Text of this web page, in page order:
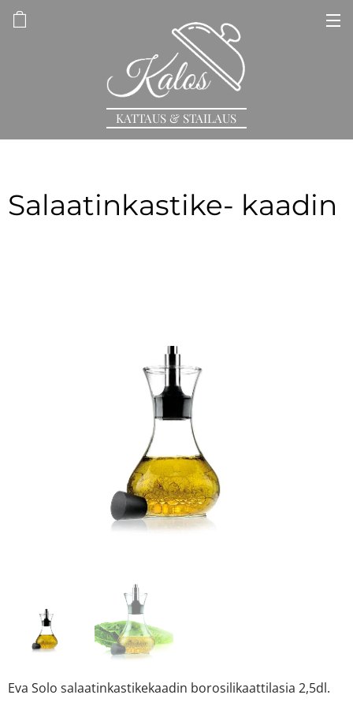
KATTAUS & STAILAUS
Salaatinkastike- kaadin
Eva Solo salaatinkastikekaadin borosilikaattilasia 2,5dl.